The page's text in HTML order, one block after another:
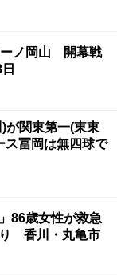
ーノ岡山 開幕戦
関東第一(東東
ス冨岡は無四球で
86歳女性が救急
香川・丸亀市